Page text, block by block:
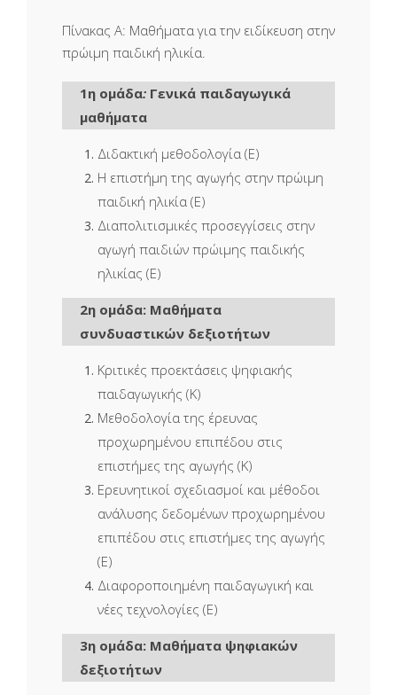
Πίνακας Α: Μαθήματα για την ειδίκευση στην
πρώιμη παιδική ηλικία.
1η ομάδα: Γενικά παιδαγωγικά
μαθήματα
Διδακτική μεθοδολογία (Ε)
Η επιστήμη της αγωγής στην πρώιμη
παιδική ηλικία (Ε)
Διαπολιτισμικές προσεγγίσεις στην
αγωγή παιδιών πρώιμης παιδικής
ηλικίας (Ε)
2η ομάδα: Μαθήματα
συνδυαστικών δεξιοτήτων
Κριτικές προεκτάσεις ψηφιακής
παιδαγωγικής (Κ)
Μεθοδολογία της έρευνας
προχωρημένου επιπέδου στις
επιστήμες της αγωγής (Κ)
Ερευνητικοί σχεδιασμοί και μέθοδοι
ανάλυσης δεδομένων προχωρημένου
επιπέδου στις επιστήμες της αγωγής
(Ε)
Διαφοροποιημένη παιδαγωγική και
νέες τεχνολογίες (Ε)
3η ομάδα: Μαθήματα ψηφιακών
δεξιοτήτων